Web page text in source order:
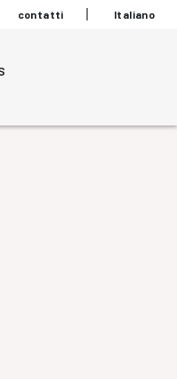
contatti Italiano